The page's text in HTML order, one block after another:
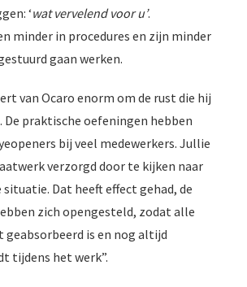
‘wat vervelend voor u’.
minder in procedures en zijn minder
gaan werken.
van Ocaro enorm om de rust die hij
praktische oefeningen hebben
bij veel medewerkers. Jullie
verzorgd door te kijken naar
Dat heeft effect gehad, de
zich opengesteld, zodat alle
is en nog altijd
tijdens het werk”.